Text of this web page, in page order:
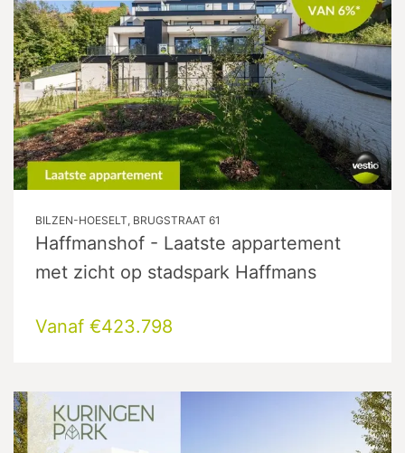
BILZEN-HOESELT, BRUGSTRAAT 61
Haffmanshof - Laatste appartement
met zicht op stadspark Haffmans
Vanaf €423.798